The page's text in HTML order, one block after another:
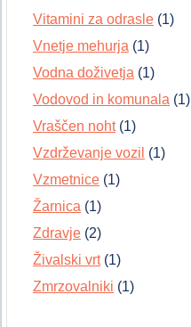
Vitamini za odrasle (1)
Vnetje mehurja (1)
Vodna doživetja (1)
Vodovod in komunala (1)
Vraščen noht(1)
Vzdrževanje vozil (1)
Vzmetnice (1)
Žarnica (1)
Zdravje (2)
Živalski vrt(1)
Zmrzovalniki (1)